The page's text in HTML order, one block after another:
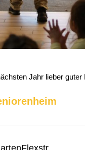
Jahr lieber guter